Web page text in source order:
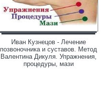
Иван Кузнецов - Лечение
позвоночника и суставов. Метод
Валентина Дикуля. Упражнения,
процедуры, мази